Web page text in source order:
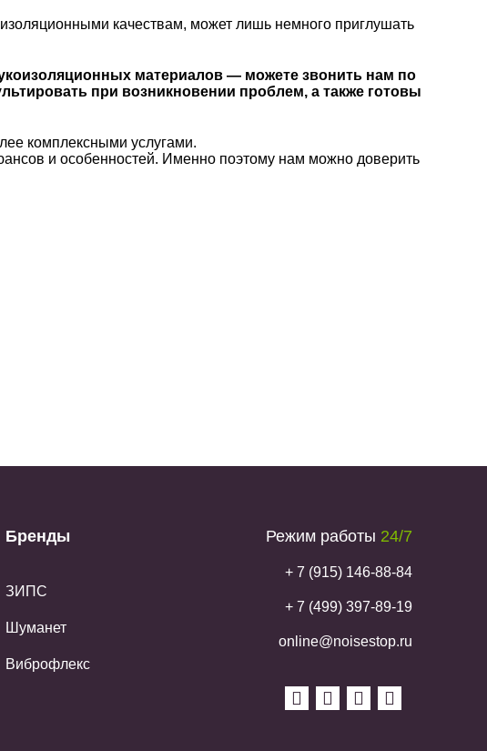
качествам, может лишь немного приглушать
материалов — можете звонить нам по
при возникновении проблем, а также готовы
комплексными услугами.
и особенностей. Именно поэтому нам можно доверить
Бренды
ЗИПС
Шуманет
Виброфлекс
Режим работы 24/7
+ 7 (915) 146-88-84
+ 7 (499) 397-89-19
online@noisestop.ru